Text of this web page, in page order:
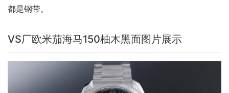
都是钢带。
VS厂欧米茄海马150柚木黑面图片展示